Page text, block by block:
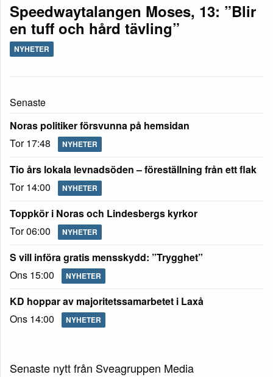
Speedwaytalangen Moses, 13: ”Blir
en tuff och hård tävling”
NYHETER
Senaste
Noras politiker försvunna på hemsidan
Tor 17:48
NYHETER
Tio års lokala levnadsöden – föreställning från ett flak
Tor 14:00
NYHETER
Toppkör i Noras och Lindesbergs kyrkor
Tor 06:00
NYHETER
S vill införa gratis mensskydd: ”Trygghet”
Ons 15:00
NYHETER
KD hoppar av majoritetssamarbetet i Laxå
Ons 14:00
NYHETER
Senaste nytt från Sveagruppen Media